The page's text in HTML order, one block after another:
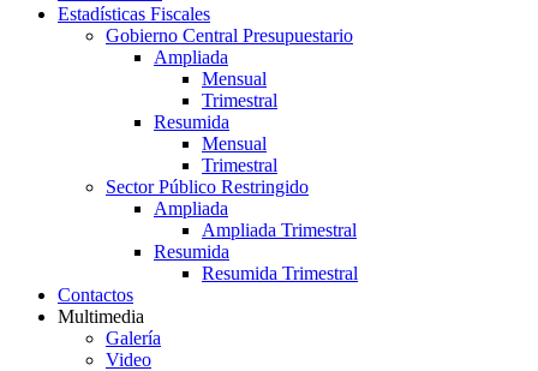
Estadísticas Fiscales
Gobierno Central Presupuestario
Ampliada
Mensual
Trimestral
Resumida
Mensual
Trimestral
Sector Público Restringido
Ampliada
Ampliada Trimestral
Resumida
Resumida Trimestral
Contactos
Multimedia
Galería
Video